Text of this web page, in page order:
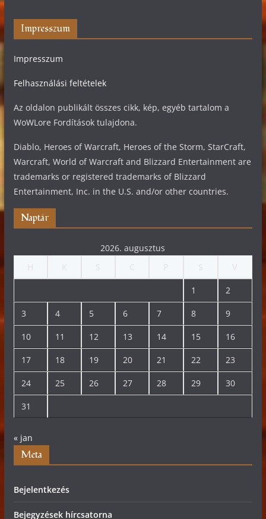
Impresszum
Impresszum
Felhasználási feltételek
Az oldalon publikált összes cikk, kép, egyéb tartalom a
WoWLore Fordítások tulajdona.
Diablo, Heroes of Warcraft, Heroes of the Storm, StarCraft,
Warcraft, World of Warcraft and Blizzard Entertainment are
trademarks or registered trademarks of Blizzard
Entertainment, Inc. in the U.S. and/or other countries.
Naptár
2026. augusztus
1 2
3 4 5 6 7 8 9
10 11 12 13 14 15 16
17 18 19 20 21 22 23
24 25 26 27 28 29 30
31
« jan
Meta
Bejelentkezés
Bejegyzések hírcsatorna